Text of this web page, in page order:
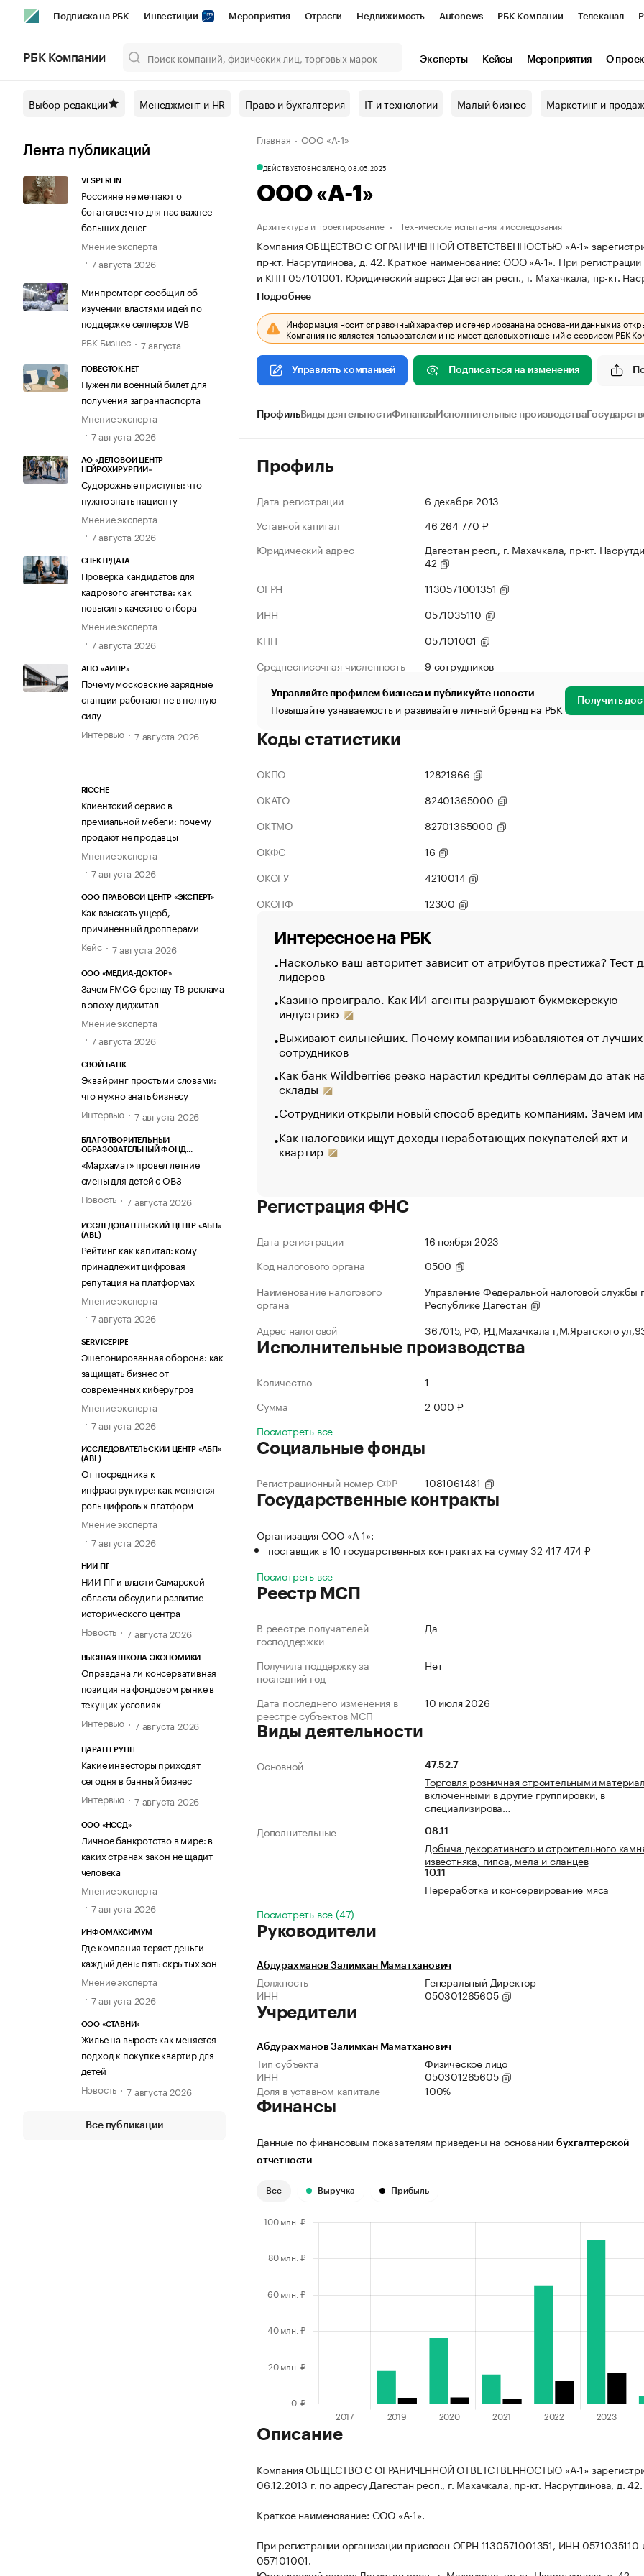
Подписка на РБК Инвестиции Мероприятия Отрасли Недвижимость Autonews РБК Компании Телеканал
Спецпроекты СПб Конференции СПб Спецпроекты Проверка контрагентов
Технологии и медиа Рынок наличной валюты
РБК Компании Эксперты Кейсы Мероприятия О
Выбор редакции Менеджмент и HR Право и бухгалтерия IT и технологии Малый бизнес Маркетинг и
Лента публикаций
VESPERFIN
Россияне не мечтают о
богатстве: что для нас важнее
больших денег
Мнение эксперта
7 августа 2026
Минпромторг сообщил об
изучении властями идей по
поддержке селлеров WB
РБК Бизнес
7 августа
ПОВЕСТОК.НЕТ
Нужен ли военный билет для
получения загранпаспорта
Мнение эксперта
7 августа 2026
АО «ДЕЛОВОЙ ЦЕНТР
НЕЙРОХИРУРГИИ»
Судорожные приступы: что
нужно знать пациенту
Мнение эксперта
7 августа 2026
СПЕКТРДАТА
Проверка кандидатов для
кадрового агентства: как
повысить качество отбора
Мнение эксперта
7 августа 2026
АНО «АИПР»
Почему московские зарядные
станции работают не в полную
силу
Интервью
7 августа 2026
RICCHE
Клиентский сервис в
премиальной мебели: почему
продают не продавцы
Мнение эксперта
7 августа 2026
ООО ПРАВОВОЙ ЦЕНТР «ЭКСПЕРТ»
Как взыскать ущерб,
причиненный дропперами
Кейс
7 августа 2026
ООО «МЕДИА-ДОКТОР»
Зачем FMCG-бренду ТВ-реклама
в эпоху диджитал
Мнение эксперта
7 августа 2026
СВОЙ БАНК
Эквайринг простыми словами:
что нужно знать бизнесу
Интервью
7 августа 2026
БЛАГОТВОРИТЕЛЬНЫЙ
ОБРАЗОВАТЕЛЬНЫЙ ФОНД
«Мархамат» провел летние
смены для детей с ОВЗ
Новость
7 августа 2026
ИССЛЕДОВАТЕЛЬСКИЙ ЦЕНТР «АБП»
(ABL)
Рейтинг как капитал: кому
принадлежит цифровая
репутация на платформах
Мнение эксперта
7 августа 2026
SERVICEPIPE
Эшелонированная оборона: как
защищать бизнес от
современных киберугроз
Мнение эксперта
7 августа 2026
ИССЛЕДОВАТЕЛЬСКИЙ ЦЕНТР «АБП»
(ABL)
От посредника к
инфраструктуре: как меняется
роль цифровых платформ
Мнение эксперта
7 августа 2026
НИИ ПГ
НИИ ПГ и власти Самарской
области обсудили развитие
исторического центра
Новость
7 августа 2026
ВЫСШАЯ ШКОЛА ЭКОНОМИКИ
Оправдана ли консервативная
позиция на фондовом рынке в
текущих условиях
Интервью
7 августа 2026
ЦАРАН ГРУПП
Какие инвесторы приходят
сегодня в банный бизнес
Интервью
7 августа 2026
ООО «НССД»
Личное банкротство в мире: в
каких странах закон не щадит
человека
Мнение эксперта
7 августа 2026
ИНФОМАКСИМУМ
Где компания теряет деньги
каждый день: пять скрытых зон
Мнение эксперта
7 августа 2026
ООО «СТАВНИ»
Жилье на вырост: как меняется
подход к покупке квартир для
детей
Новость
7 августа 2026
Все публикации
Главная ООО «А-1»
ДЕЙСТВУЕТОБНОВЛЕНО, 08.05.2025
ООО «А-1»
Архитектура и проектирование Технические испытания и исследования
Компания ОБЩЕСТВО С ОГРАНИЧЕННОЙ ОТВЕТСТВЕННОСТЬЮ «А-1»
пр-кт. Насрутдинова, д. 42. Краткое наименование: ООО «А-1». При
и КПП 057101001. Юридический адрес: Дагестан респ., г. Махачкала, пр-кт.
Подробнее
Информация носит справочный характер и сгенерирована на основании данных из
Компания не является пользователем и не имеет деловых отношений с сервисом РБК
Управлять компанией Подписаться на изменения
ПрофильВиды деятельностиФинансыИсполнительные производства
Профиль
Дата регистрации
6 декабря 2013
Уставной капитал
46 264 770 ₽
Юридический адрес
Дагестан респ., г. Махачкала, пр-кт.
42
ОГРН
1130571001351
ИНН
0571035110
КПП
057101001
Среднесписочная численность
9 сотрудников
Управляйте профилем бизнеса и публикуйте новости
Повышайте узнаваемость и развивайте личный бренд на РБК Получить
Коды статистики
ОКПО
12821966
ОКАТО
82401365000
ОКТМО
82701365000
ОКФС
16
ОКОГУ
4210014
ОКОПФ
12300
Интересное на РБК
Насколько ваш авторитет зависит от атрибутов престижа? Тест
лидеров
Казино проиграло. Как ИИ-агенты разрушают букмекерскую
индустрию
Выживают сильнейших. Почему компании избавляются от лучших
сотрудников
Как банк Wildberries резко нарастил кредиты селлерам до атак
склады
Сотрудники открыли новый способ вредить компаниям. Зачем
Как налоговики ищут доходы неработающих покупателей яхт и
квартир
Регистрация ФНС
Дата регистрации
16 ноября 2023
Код налогового органа
0500
Наименование налогового
органа
Управление Федеральной налоговой службы
Республике Дагестан
Адрес налоговой
367015, РФ, РД,Махачкала г,М.Ярагского
Исполнительные производства
Количество
1
Сумма
2 000 ₽
Посмотреть все
Социальные фонды
Регистрационный номер СФР 1081061481
Государственные контракты
Организация ООО «А-1»:
поставщик в 10 государственных контрактах на сумму 32 417 474 ₽
Посмотреть все
Реестр МСП
В реестре получателей
господдержки
Да
Получила поддержку за
последний год
Нет
Дата последнего изменения в
реестре субъектов МСП
10 июля 2026
Виды деятельности
Основной 47.52.7
Торговля розничная строительными
включенными в другие группировки, в
специализирова…
Дополнительные
08.11
Добыча декоративного и строительного
известняка, гипса, мела и сланцев
10.11
Переработка и консервирование мяса
Посмотреть все (47)
Руководители
Абдурахманов Залимхан Маматханович
Должность
Генеральный Директор
ИНН
050301265605
Учредители
Абдурахманов Залимхан Маматханович
Тип субъекта
Физическое лицо
ИНН
050301265605
Доля в уставном капитале
100%
Финансы
Данные по финансовым показателям приведены на основании бухгалтерской
отчетности
Все Выручка Прибыль
Описание
Компания ОБЩЕСТВО С ОГРАНИЧЕННОЙ ОТВЕТСТВЕННОСТЬЮ «А-1»
06.12.2013 г. по адресу Дагестан респ., г. Махачкала, пр-кт. Насрутдинова, д. 42.
Краткое наименование: ООО «А-1».
При регистрации организации присвоен ОГРН 1130571001351, ИНН
057101001.